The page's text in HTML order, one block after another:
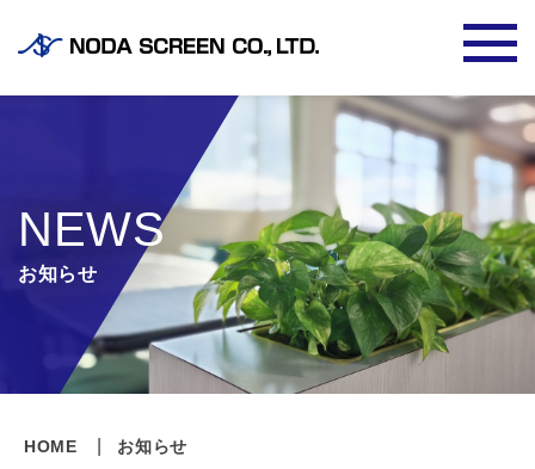
NEWS
お知らせ
HOME
お知らせ